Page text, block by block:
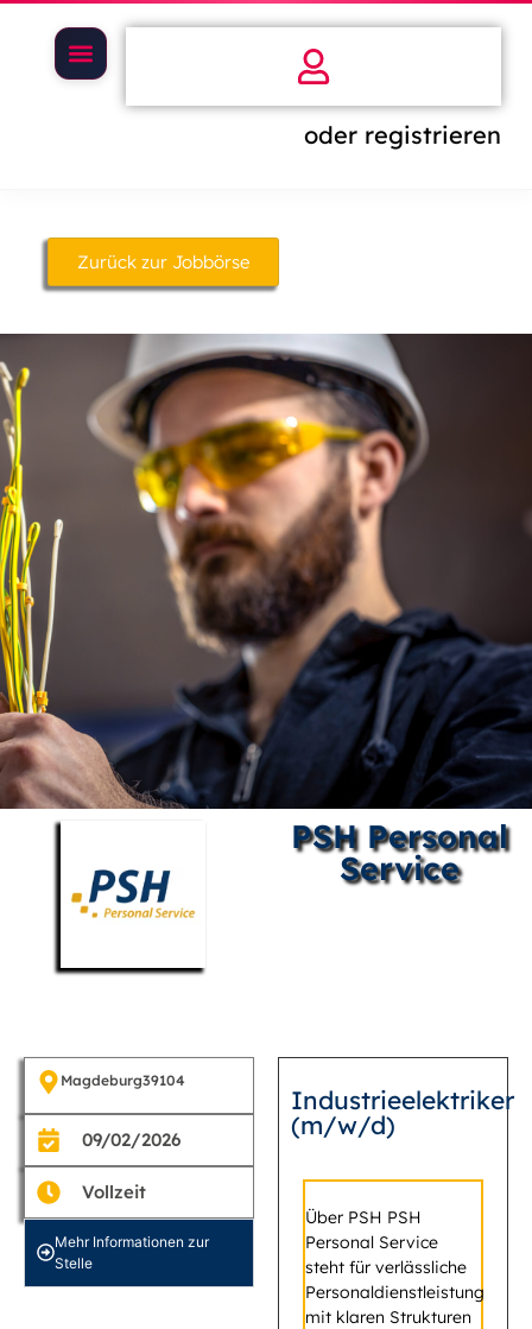
oder registrieren
Zurück zur Jobbörse
PSH Personal
Service
Magdeburg39104
09/02/2026
Vollzeit
Mehr Informationen zur
Stelle
Industrieelektriker
(m/w/d)
Über PSH PSH
Personal Service
steht für verlässliche
Personaldienstleistung
mit klaren Strukturen